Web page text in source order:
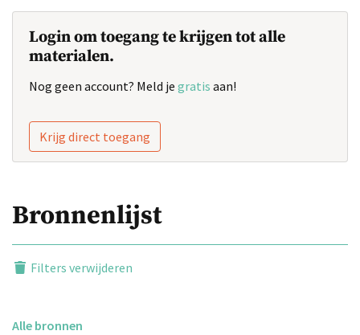
Login om toegang te krijgen tot alle
materialen.
Nog geen account? Meld je gratis aan!
Krijg direct toegang
Bronnenlijst
Filters verwijderen
Alle bronnen